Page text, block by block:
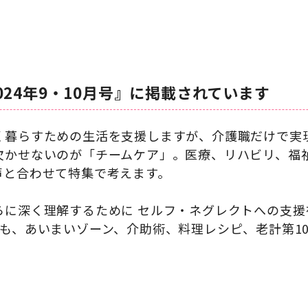
年9・10月号』に掲載されています
らすための生活を支援しますが、介護職だけで
せないのが「チームケア」。医療、リハビリ、
合わせて特集で考えます。
深く理解するために セルフ・ネグレクトへの
あいまいゾーン、介助術、料理レシピ、老計第